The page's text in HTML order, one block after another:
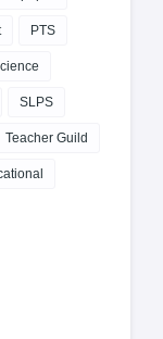
PTS
SLPS
Teacher Guild